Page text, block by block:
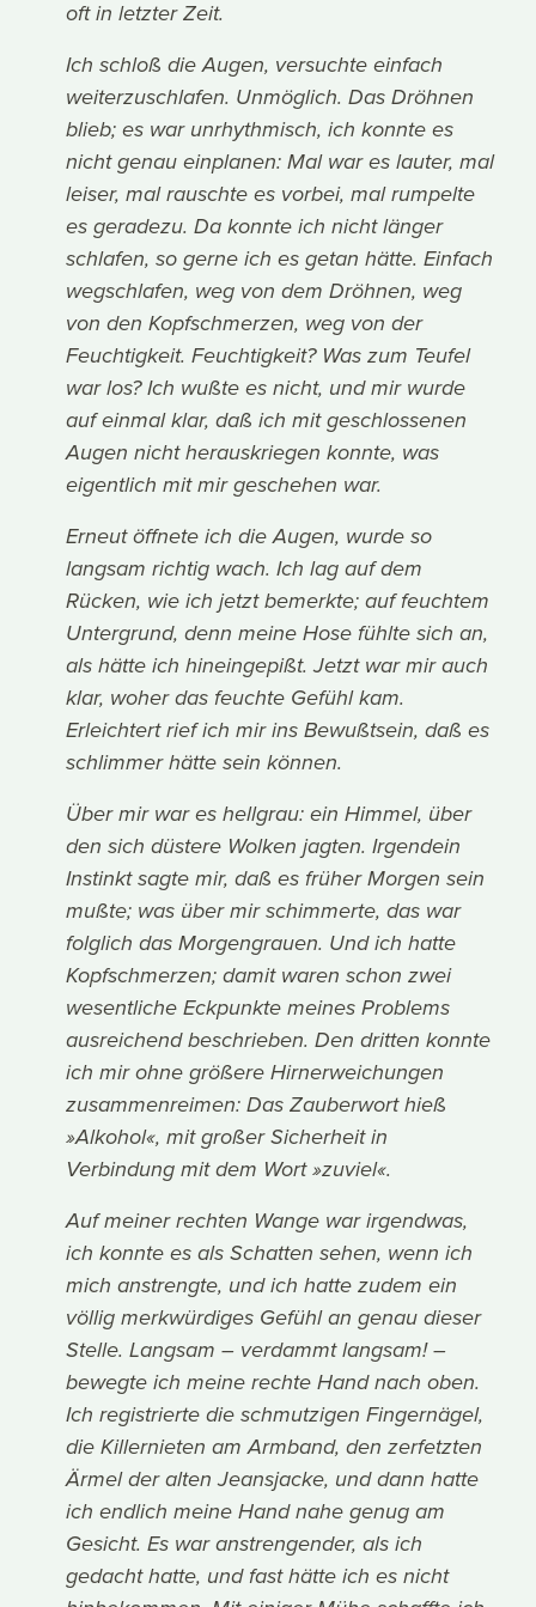
oft in letzter Zeit.
Ich schloß die Augen, versuchte einfach
weiterzuschlafen. Unmöglich. Das Dröhnen
blieb; es war unrhythmisch, ich konnte es
nicht genau einplanen: Mal war es lauter, mal
leiser, mal rauschte es vorbei, mal rumpelte
es geradezu. Da konnte ich nicht länger
schlafen, so gerne ich es getan hätte. Einfach
wegschlafen, weg von dem Dröhnen, weg
von den Kopfschmerzen, weg von der
Feuchtigkeit. Feuchtigkeit? Was zum Teufel
war los? Ich wußte es nicht, und mir wurde
auf einmal klar, daß ich mit geschlossenen
Augen nicht herauskriegen konnte, was
eigentlich mit mir geschehen war.
Erneut öffnete ich die Augen, wurde so
langsam richtig wach. Ich lag auf dem
Rücken, wie ich jetzt bemerkte; auf feuchtem
Untergrund, denn meine Hose fühlte sich an,
als hätte ich hineingepißt. Jetzt war mir auch
klar, woher das feuchte Gefühl kam.
Erleichtert rief ich mir ins Bewußtsein, daß es
schlimmer hätte sein können.
Über mir war es hellgrau: ein Himmel, über
den sich düstere Wolken jagten. Irgendein
Instinkt sagte mir, daß es früher Morgen sein
mußte; was über mir schimmerte, das war
folglich das Morgengrauen. Und ich hatte
Kopfschmerzen; damit waren schon zwei
wesentliche Eckpunkte meines Problems
ausreichend beschrieben. Den dritten konnte
ich mir ohne größere Hirnerweichungen
zusammenreimen: Das Zauberwort hieß
»Alkohol«, mit großer Sicherheit in
Verbindung mit dem Wort »zuviel«.
Auf meiner rechten Wange war irgendwas,
ich konnte es als Schatten sehen, wenn ich
mich anstrengte, und ich hatte zudem ein
völlig merkwürdiges Gefühl an genau dieser
Stelle. Langsam – verdammt langsam! –
bewegte ich meine rechte Hand nach oben.
Ich registrierte die schmutzigen Fingernägel,
die Killernieten am Armband, den zerfetzten
Ärmel der alten Jeansjacke, und dann hatte
ich endlich meine Hand nahe genug am
Gesicht. Es war anstrengender, als ich
gedacht hatte, und fast hätte ich es nicht